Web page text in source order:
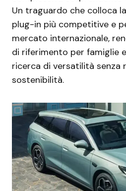
Un traguardo che colloca
plug-in più competitive e
mercato internazionale,
di riferimento per famiglie
ricerca di versatilità senza
sostenibilità.